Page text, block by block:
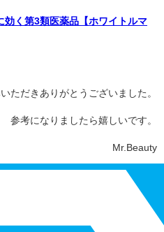
効く第3類医薬品【ホワイトルマ
ただきありがとうございました。
参考になりましたら嬉しいです。
Mr.Beauty